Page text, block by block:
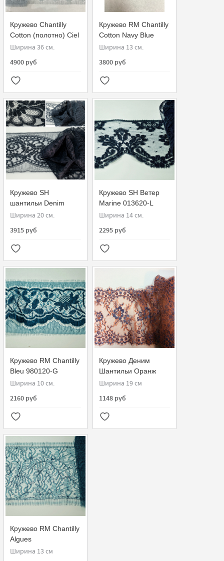
Кружево Chantilly
Cotton (полотно) Ciel
760880 Sophie
Ширина 36 см.
4900 руб
Кружево RM Chantilly
Cotton Navy Blue
Ширина 13 см.
3800 руб
Кружево SH
шантильи Denim
Ширина 20 см.
3915 руб
Кружево SH Ветер
Marine 013620-L
Ширина 14 см.
2295 руб
Кружево RM Chantilly
Bleu 980120-G
Ширина 10 см.
2160 руб
Кружево Деним
Шантильи Оранж
Ширина 19 см
1148 руб
Кружево RM Chantilly
Algues
Ширина 13 см